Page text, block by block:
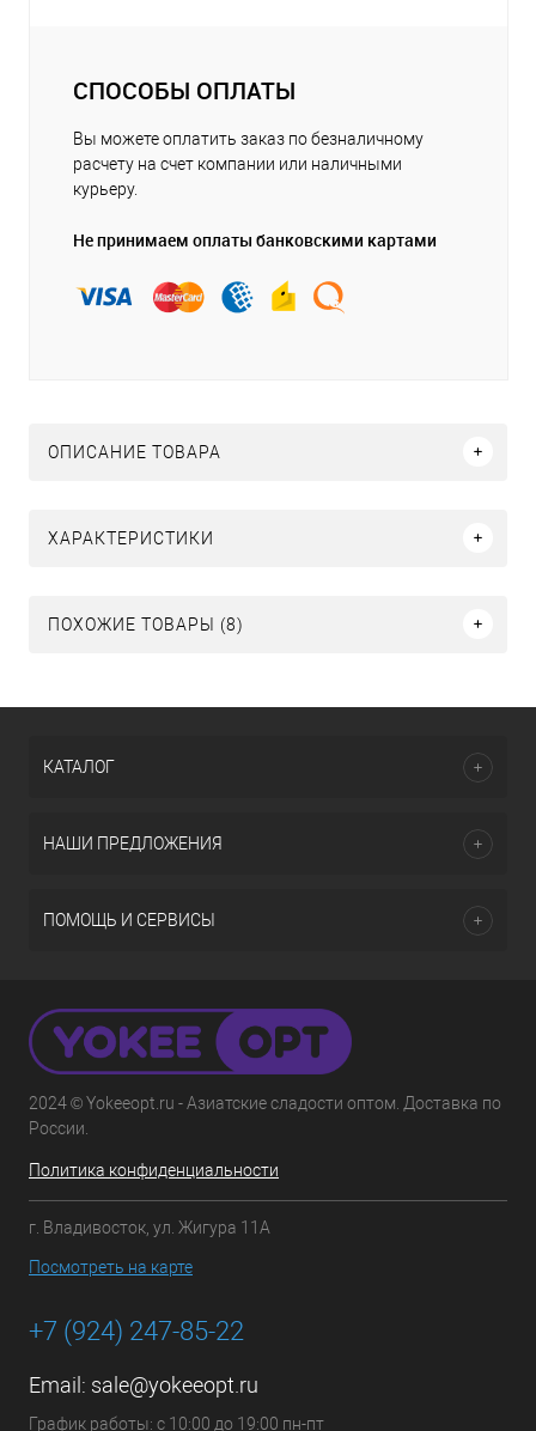
СПОСОБЫ ОПЛАТЫ
Вы можете оплатить заказ по безналичному
расчету на счет компании или наличными
курьеру.
Не принимаем оплаты банковскими картами
ОПИСАНИЕ ТОВАРА
ХАРАКТЕРИСТИКИ
ПОХОЖИЕ ТОВАРЫ (8)
КАТАЛОГ
НАШИ ПРЕДЛОЖЕНИЯ
ПОМОЩЬ И СЕРВИСЫ
2024 © Yokeeopt.ru - Азиатские сладости оптом. Доставка по
России.
Политика конфиденциальности
г. Владивосток, ул. Жигура 11А
Посмотреть на карте
+7 (924) 247-85-22
Email: sale@yokeeopt.ru
График работы: с 10:00 до 19:00 пн-пт